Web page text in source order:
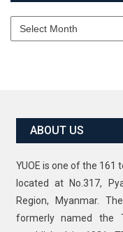
Archives
ABOUT US
YUOE is one of the 161
located at No.317,
Region, Myanmar.
formerly named the